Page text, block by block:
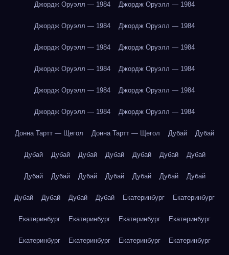
Джордж Оруэлл — 1984 Джордж Оруэлл — 1984
Джордж Оруэлл — 1984 Джордж Оруэлл — 1984
Джордж Оруэлл — 1984 Джордж Оруэлл — 1984
Джордж Оруэлл — 1984 Джордж Оруэлл — 1984
Джордж Оруэлл — 1984 Джордж Оруэлл — 1984
Джордж Оруэлл — 1984 Джордж Оруэлл — 1984
Донна Тартт — Щегол Донна Тартт — Щегол Дубай Дубай
Дубай Дубай Дубай Дубай Дубай Дубай Дубай
Дубай Дубай Дубай Дубай Дубай Дубай Дубай
Дубай Дубай Дубай Дубай Екатеринбург Екатеринбург
Екатеринбург Екатеринбург Екатеринбург Екатеринбург
Екатеринбург Екатеринбург Екатеринбург Екатеринбург